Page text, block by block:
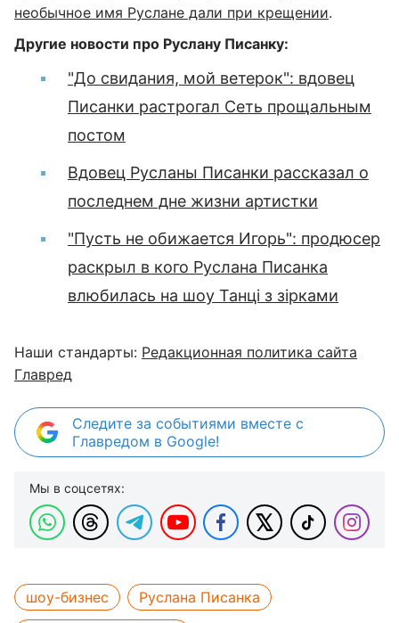
необычное имя Руслане дали при крещении.
Другие новости про Руслану Писанку:
"До свидания, мой ветерок": вдовец
Писанки растрогал Сеть прощальным
постом
Вдовец Русланы Писанки рассказал о
последнем дне жизни артистки
"Пусть не обижается Игорь": продюсер
раскрыл в кого Руслана Писанка
влюбилась на шоу Танці з зірками
Наши стандарты: Редакционная политика сайта
Главред
Следите за событиями вместе с
Главредом в Google!
Мы в соцсетях:
шоу-бизнес
Руслана Писанка